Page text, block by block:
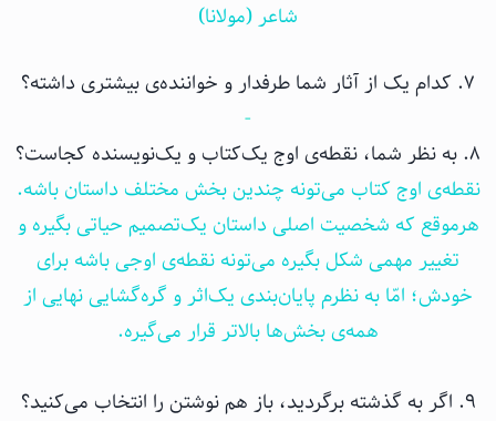
شاعر (مولانا)
۷. کدام یک از آثار شما طرفدار و خواننده‌ی بیشتری داشته؟
-
۸. به نظر شما، نقطه‌ی اوج یک‌کتاب و یک‌نویسنده کجاست؟
نقطه‌ی اوج کتاب می‌تونه چندین بخش مختلف داستان باشه‌.
هرموقع که شخصیت اصلی داستان یک‌تصمیم حیاتی بگیره و
تغییر مهمی شکل بگیره می‌تونه نقطه‌ی اوجی باشه برای
خودش؛ امّا به نظرم پایان‌بندی یک‌اثر و گره‌گشایی نهایی از
همه‌ی بخش‌ها بالاتر قرار می‌گیره.
۹. اگر به گذشته برگردید، باز هم نوشتن را انتخاب می‌کنید؟